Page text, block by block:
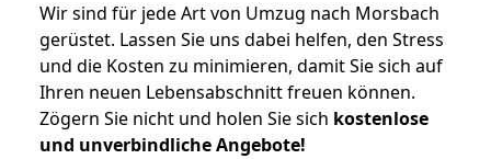
Wir sind für jede Art von Umzug nach Morsbach
gerüstet. Lassen Sie uns dabei helfen, den Stress
und die Kosten zu minimieren, damit Sie sich auf
Ihren neuen Lebensabschnitt freuen können.
Zögern Sie nicht und holen Sie sich kostenlose
und unverbindliche Angebote!